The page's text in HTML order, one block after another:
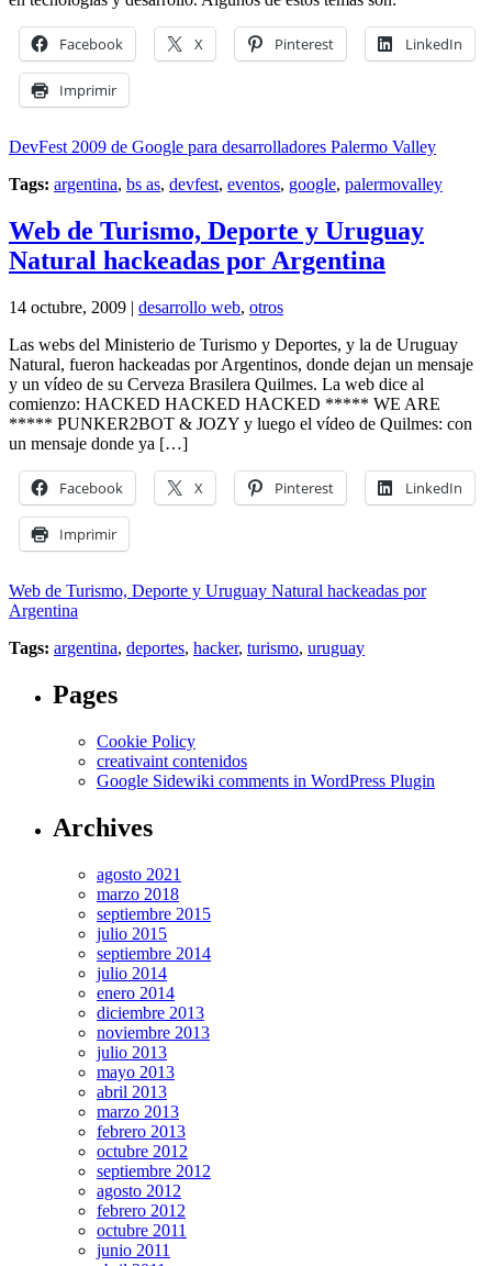
Facebook X Pinterest LinkedIn
Imprimir
DevFest 2009 de Google para desarrolladores Palermo Valley
Tags: argentina, bs as, devfest, eventos, google, palermovalley
Web de Turismo, Deporte y Uruguay
Natural hackeadas por Argentina
14 octubre, 2009 | desarrollo web, otros
Las webs del Ministerio de Turismo y Deportes, y la de Uruguay
Natural, fueron hackeadas por Argentinos, donde dejan un mensaje
y un vídeo de su Cerveza Brasilera Quilmes. La web dice al
comienzo: HACKED HACKED HACKED ***** WE ARE
***** PUNKER2BOT & JOZY y luego el vídeo de Quilmes: con
un mensaje donde ya […]
Facebook X Pinterest LinkedIn
Imprimir
Web de Turismo, Deporte y Uruguay Natural hackeadas por
Argentina
Tags: argentina, deportes, hacker, turismo, uruguay
Pages
Cookie Policy
creativaint contenidos
Google Sidewiki comments in WordPress Plugin
Archives
agosto 2021
marzo 2018
septiembre 2015
julio 2015
septiembre 2014
julio 2014
enero 2014
diciembre 2013
noviembre 2013
julio 2013
mayo 2013
abril 2013
marzo 2013
febrero 2013
octubre 2012
septiembre 2012
agosto 2012
febrero 2012
octubre 2011
junio 2011